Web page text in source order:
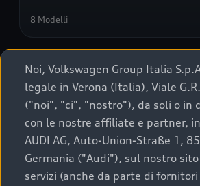
8 Modelli
A6
Noi, Volkswagen Group Italia
legale in Verona (Italia), Viale
("noi", "ci", "nostro"), da soli o in
con le nostre affiliate e partner,
AUDI AG, Auto-Union-Straße 1,
Germania ("Audi"), sul nostro
servizi (anche da parte di